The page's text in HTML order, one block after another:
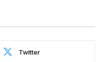
Twitter